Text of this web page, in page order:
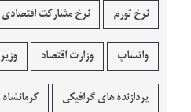
نرخ تورم نرخ مشارکت اقتصادی
واتساپ وزارت اقتصاد
پردازنده های گرافیکی کرمانشاه